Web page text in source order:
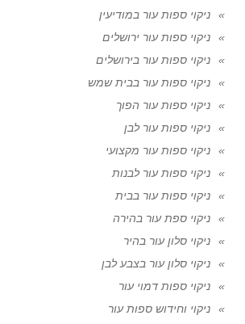
ניקוי ספות עור במודיעין
ניקוי ספות עור ירושלים
ניקוי ספות עור בירושלים
ניקוי ספות עור בבית שמש
ניקוי ספות עור הפוך
ניקוי ספות עור לבן
ניקוי ספות עור מקצועי
ניקוי ספות עור לבנות
ניקוי ספות עור בבית
ניקוי ספת עור בהירה
ניקוי סלון עור בהיר
ניקוי סלון עור בצבע לבן
ניקוי ספות דמוי עור
ניקוי וחידוש ספות עור